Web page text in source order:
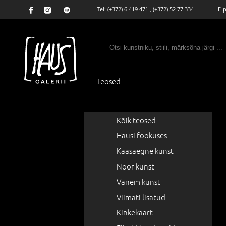
Tel: (+372) 6 419 471 , (+372) 52 77 334 E-
Teosed
Kõik teosed
Hausi fookuses
Kaasaegne kunst
Noor kunst
Vanem kunst
Viimati lisatud
Kinkekaart